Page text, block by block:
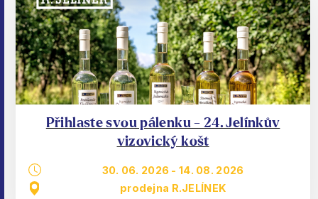
Přihlaste svou pálenku - 24. Jelínkův
vizovický košt
30. 06. 2026 -14. 08. 2026
prodejna R.JELÍNEK